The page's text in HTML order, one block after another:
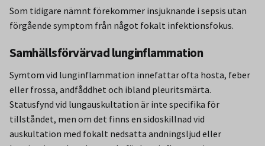
Som tidigare nämnt förekommer insjuknande i sepsis utan
förgående symptom från något fokalt infektionsfokus.
Samhällsförvärvad lunginflammation
Symtom vid lunginflammation innefattar ofta hosta, feber
eller frossa, andfåddhet och ibland pleuritsmärta.
Statusfynd vid lungauskultation är inte specifika för
tillståndet, men om det finns en sidoskillnad vid
auskultation med fokalt nedsatta andningsljud eller